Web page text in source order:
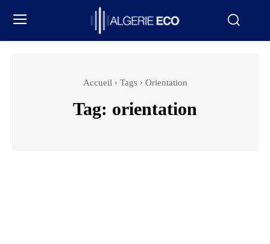
Accueil Tags Orientation
Tag: orientation